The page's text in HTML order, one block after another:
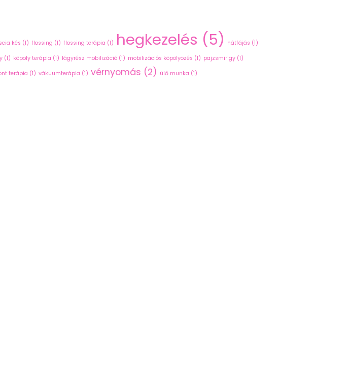
kés (1) flossing (1) flossing terápia (1) hegkezelés (5) hátfájás (1)
(1) köpöly terápia (1) lágyrész mobilizáció (1) mobilizációs köpölyözés (1) pajzsmirigy (1)
terápia (1) vákuumterápia (1) vérnyomás (2) ülő munka (1)